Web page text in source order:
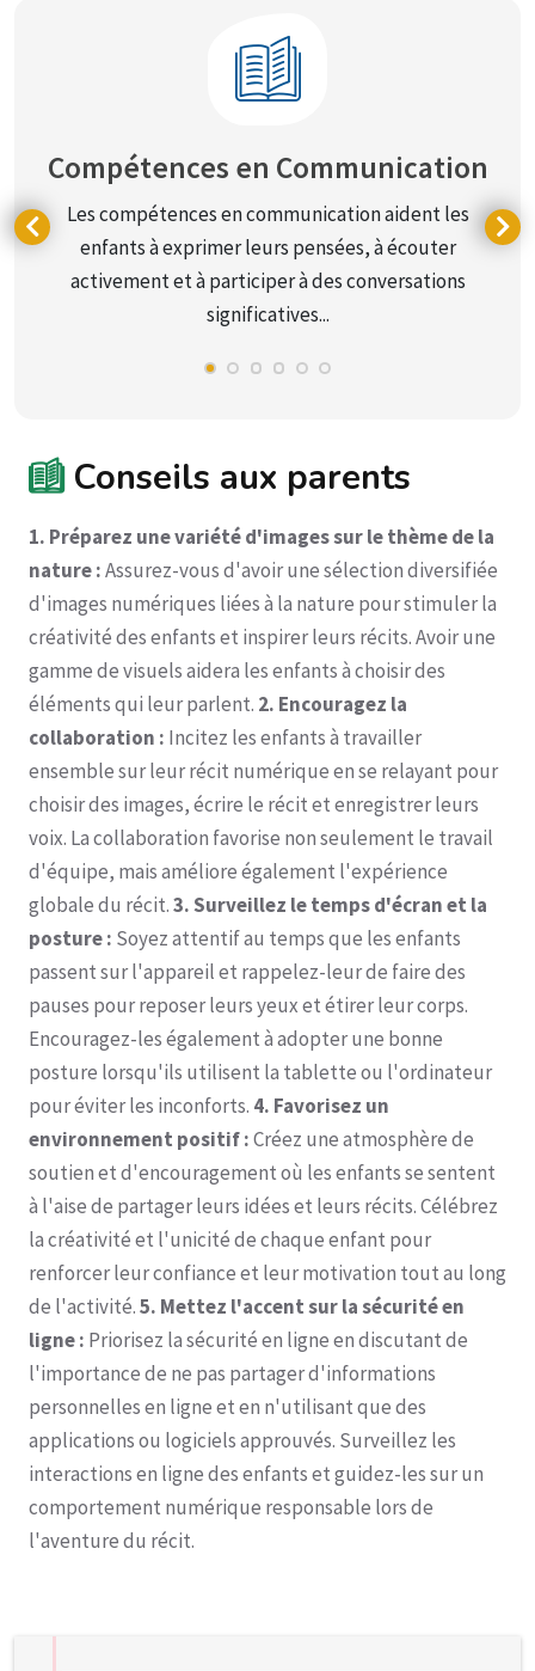
Compétences en Communication
Les compétences en communication aident les
enfants à exprimer leurs pensées, à écouter
activement et à participer à des conversations
significatives...
Conseils aux parents
1. Préparez une variété d'images sur le thème de la
nature :Assurez-vous d'avoir une sélection diversifiée
d'images numériques liées à la nature pour stimuler la
créativité des enfants et inspirer leurs récits. Avoir une
gamme de visuels aidera les enfants à choisir des
éléments qui leur parlent. 2. Encouragez la
collaboration : Incitez les enfants à travailler
ensemble sur leur récit numérique en se relayant pour
choisir des images, écrire le récit et enregistrer leurs
voix. La collaboration favorise non seulement le travail
d'équipe, mais améliore également l'expérience
globale du récit.3. Surveillez le temps d'écran et la
posture : Soyez attentif au temps que les enfants
passent sur l'appareil et rappelez-leur de faire des
pauses pour reposer leurs yeux et étirer leur corps.
Encouragez-les également à adopter une bonne
posture lorsqu'ils utilisent la tablette ou l'ordinateur
pour éviter les inconforts. 4. Favorisez un
environnement positif :Créez une atmosphère de
soutien et d'encouragement où les enfants se sentent
à l'aise de partager leurs idées et leurs récits. Célébrez
la créativité et l'unicité de chaque enfant pour
renforcer leur confiance et leur motivation tout au long
de l'activité.5. Mettez l'accent sur la sécurité en
ligne : Priorisez la sécurité en ligne en discutant de
l'importance de ne pas partager d'informations
personnelles en ligne et en n'utilisant que des
applications ou logiciels approuvés. Surveillez les
interactions en ligne des enfants et guidez-les sur un
comportement numérique responsable lors de
l'aventure du récit.